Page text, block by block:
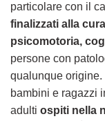
particolare con il
finalizzati alla
psicomotoria,
persone con
qualunque
bambini e ragazzi
adulti ospiti nella